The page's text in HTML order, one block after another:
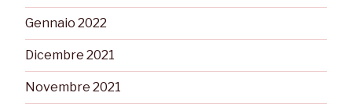
Gennaio 2022
Dicembre 2021
Novembre 2021